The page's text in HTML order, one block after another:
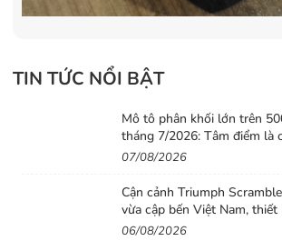
TIN TỨC NỔI BẬT
Mô tô phân khối lớn trên
tháng 7/2026: Tâm điểm là
bản giới hạn và những cấu
07/08/2026
Cận cảnh Triumph
vừa cập bến Việt Nam, thiết
lưu cùng mức giá dễ tiếp cận
06/08/2026